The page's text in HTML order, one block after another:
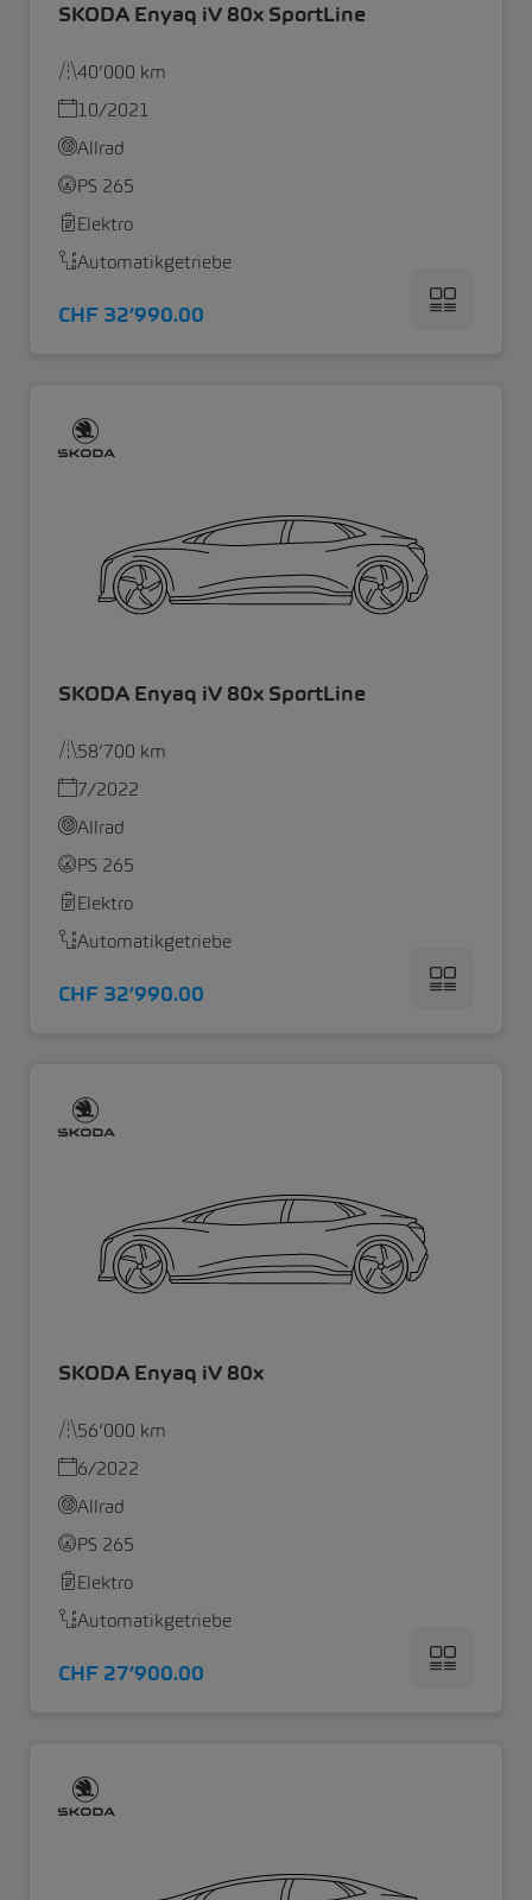
SKODA Enyaq iV 80x SportLine
40’000 km
10/2021
Allrad
PS 265
Elektro
Automatikgetriebe
CHF 32’990.00
SKODA Enyaq iV 80x SportLine
58’700 km
7/2022
Allrad
PS 265
Elektro
Automatikgetriebe
CHF 32’990.00
SKODA Enyaq iV 80x
56’000 km
6/2022
Allrad
PS 265
Elektro
Automatikgetriebe
CHF 27’900.00